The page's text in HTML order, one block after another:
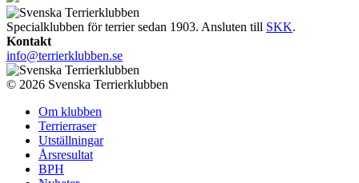
Specialklubben för terrier sedan 1903. Ansluten till SKK.
Kontakt
info@terrierklubben.se
© 2026 Svenska Terrierklubben
Om klubben
Terrierraser
Utställningar
Årsresultat
BPH